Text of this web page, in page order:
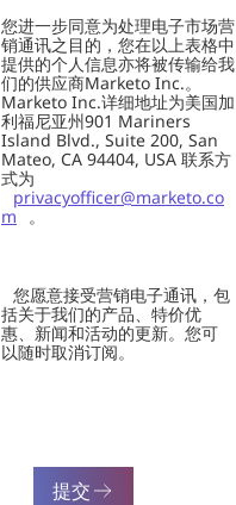
您进一步同意为处理电子市场营
销通讯之目的，您在以上表格中
提供的个人信息亦将被传输给我
们的供应商Marketo Inc.。
Marketo Inc.详细地址为美国加
利福尼亚州901 Mariners
Island Blvd., Suite 200, San
Mateo, CA 94404, USA 联系方
式为
privacyofficer@marketo.co
m 。
您愿意接受营销电子通讯，包
括关于我们的产品、特价优
惠、新闻和活动的更新。您可
以随时取消订阅。
提交